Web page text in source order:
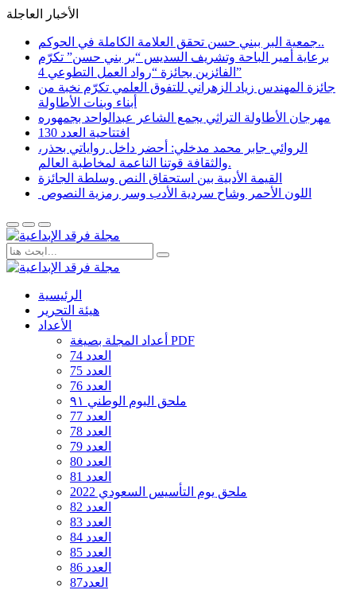
الأخبار العاجلة
جمعية البر ببني حسن تحقق العلامة الكاملة في الحوكم..
برعاية أمير الباحة وتشريف السديس “بر بني حسن” تكرّم
الفائزين بجائزة “رواد العمل التطوعي 4”
جائزة المهندس زياد الزهراني للتفوق العلمي تكرّم نخبة من
أبناء وبنات الأطاولة
مهرجان الأطاولة التراثي يجمع الشاعر عبدالواحد بجمهوره
افتتاحية العدد 130
الروائي جابر محمد مدخلي: أحضر داخل رواياتي بحذر،
والثقافة قوتنا الناعمة لمخاطبة العالم.
القيمة الأدبية بين استحقاق النص وسلطة الجائزة
​ اللون الأحمر وشاح سردية الأدب وسر رمزية النصوص
الرئيسية
هيئة التحرير
الأعداد
أعداد المجلة بصيغة PDF
العدد 74
العدد 75
العدد 76
ملحق اليوم الوطني ٩١
العدد 77
العدد 78
العدد 79
العدد 80
العدد 81
ملحق يوم التأسيس السعودي 2022
العدد 82
العدد 83
العدد 84
العدد 85
العدد 86
العدد87